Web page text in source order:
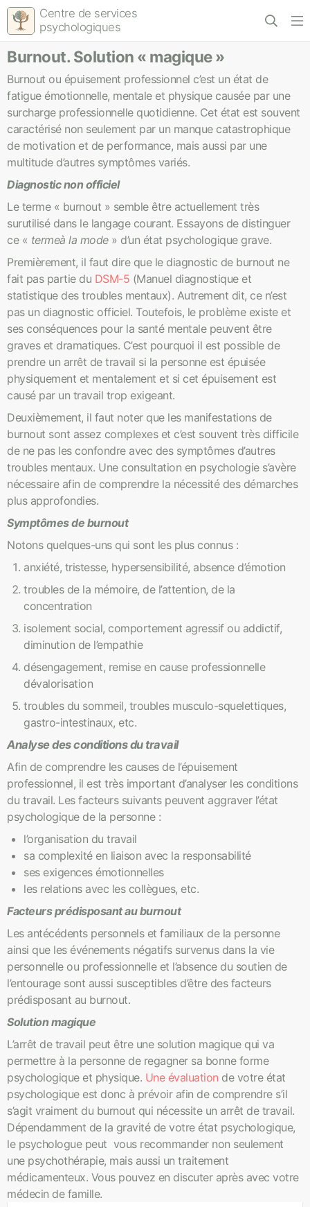
Centre de services
psychologiques
Burnout. Solution « magique »
Burnout ou épuisement professionnel c’est un état de
fatigue émotionnelle, mentale et physique causée par une
surcharge professionnelle quotidienne. Cet état est souvent
caractérisé non seulement par un manque catastrophique
de motivation et de performance, mais aussi par une
multitude d’autres symptômes variés.
Diagnostic non officiel
Le terme « burnout » semble être actuellement très
surutilisé dans le langage courant. Essayons de distinguer
ce « termeà la mode» d’un état psychologique grave.
Premièrement, il faut dire que le diagnostic de burnout ne
fait pas partie du DSM-5 (Manuel diagnostique et
statistique des troubles mentaux). Autrement dit, ce n’est
pas un diagnostic officiel. Toutefois, le problème existe et
ses conséquences pour la santé mentale peuvent être
graves et dramatiques. C’est pourquoi il est possible de
prendre un arrêt de travail si la personne est épuisée
physiquement et mentalement et si cet épuisement est
causé par un travail trop exigeant.
Deuxièmement, il faut noter que les manifestations de
burnout sont assez complexes et c’est souvent très difficile
de ne pas les confondre avec des symptômes d’autres
troubles mentaux. Une consultation en psychologie s’avère
nécessaire afin de comprendre la nécessité des démarches
plus approfondies.
Symptômes de burnout
Notons quelques-uns qui sont les plus connus :
anxiété, tristesse, hypersensibilité, absence d’émotion
troubles de la mémoire, de l’attention, de la
concentration
isolement social, comportement agressif ou addictif,
diminution de l’empathie
désengagement, remise en cause professionnelle
dévalorisation
troubles du sommeil, troubles musculo-squelettiques,
gastro-intestinaux, etc.
Analyse des conditions du travail
Afin de comprendre les causes de l’épuisement
professionnel, il est très important d’analyser les conditions
du travail. Les facteurs suivants peuvent aggraver l’état
psychologique de la personne :
l’organisation du travail
sa complexité en liaison avec la responsabilité
ses exigences émotionnelles
les relations avec les collègues, etc.
Facteurs prédisposant au burnout
Les antécédents personnels et familiaux de la personne
ainsi que les événements négatifs survenus dans la vie
personnelle ou professionnelle et l’absence du soutien de
l’entourage sont aussi susceptibles d’être des facteurs
prédisposant au burnout.
Solution magique
L’arrêt de travail peut être une solution magique qui va
permettre à la personne de regagner sa bonne forme
psychologique et physique. Une évaluation de votre état
psychologique est donc à prévoir afin de comprendre s’il
s’agit vraiment du burnout qui nécessite un arrêt de travail.
Dépendamment de la gravité de votre état psychologique,
le psychologue peut vous recommander non seulement
une psychothérapie, mais aussi un traitement
médicamenteux. Vous pouvez en discuter après avec votre
médecin de famille.